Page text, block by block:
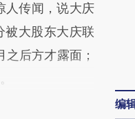
人传闻，说大庆
被大股东大庆联
后方才露面；
编